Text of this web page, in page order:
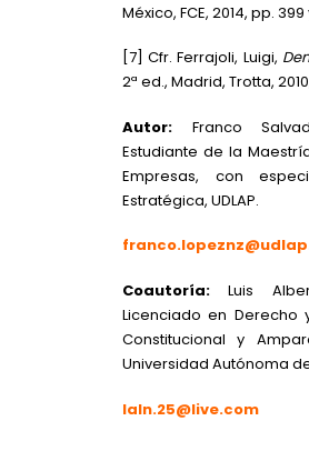
México, FCE, 2014, pp. 399
[7] Cfr. Ferrajoli, Luigi,
2ª ed., Madrid, Trotta,
Autor: Franco
Estudiante de la
Empresas, con
Estratégica, UDLAP.
Coautoría: Luis
Licenciado en Derecho
Constitucional y
Universidad Autónoma
laln.25@live.com